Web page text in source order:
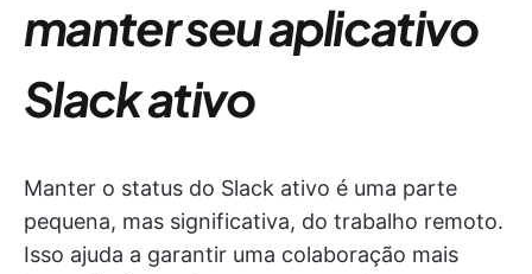
manter seu aplicativo
Slack ativo
Manter o status do Slack ativo é uma parte
pequena, mas significativa, do trabalho remoto.
Isso ajuda a garantir uma colaboração mais